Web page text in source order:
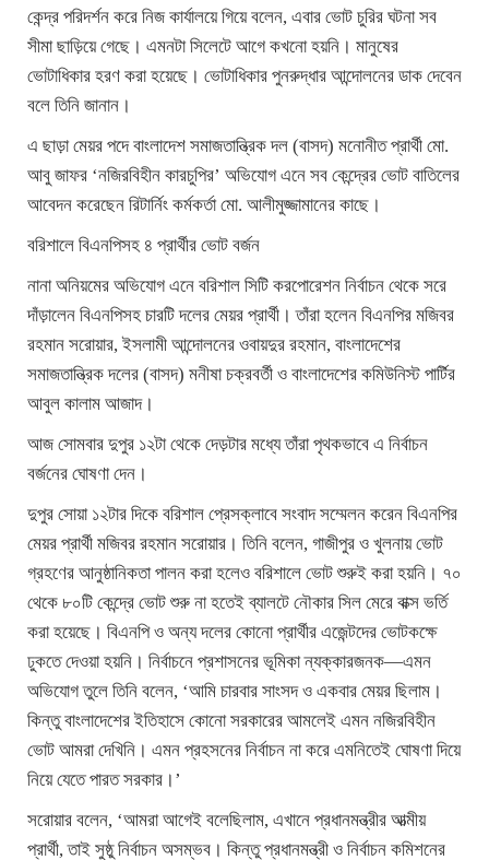
কেন্দ্র পরিদর্শন করে নিজ কার্যালয়ে গিয়ে বলেন, এবার ভোট চুরির ঘটনা সব
সীমা ছাড়িয়ে গেছে। এমনটা সিলেটে আগে কখনো হয়নি। মানুষের
ভোটাধিকার হরণ করা হয়েছে। ভোটাধিকার পুনরুদ্ধার আন্দোলনের ডাক দেবেন
বলে তিনি জানান।
এ ছাড়া মেয়র পদে বাংলাদেশ সমাজতান্ত্রিক দল (বাসদ) মনোনীত প্রার্থী মো.
আবু জাফর ‘নজিরবিহীন কারচুপির’ অভিযোগ এনে সব কেন্দ্রের ভোট বাতিলের
আবেদন করেছেন রিটার্নিং কর্মকর্তা মো. আলীমুজ্জামানের কাছে।
বরিশালে বিএনপিসহ ৪ প্রার্থীর ভোট বর্জন
নানা অনিয়মের অভিযোগ এনে বরিশাল সিটি করপোরেশন নির্বাচন থেকে সরে
দাঁড়ালেন বিএনপিসহ চারটি দলের মেয়র প্রার্থী। তাঁরা হলেন বিএনপির মজিবর
রহমান সরোয়ার, ইসলামী আন্দোলনের ওবায়দুর রহমান, বাংলাদেশের
সমাজতান্ত্রিক দলের (বাসদ) মনীষা চক্রবর্তী ও বাংলাদেশের কমিউনিস্ট পার্টির
আবুল কালাম আজাদ।
আজ সোমবার দুপুর ১২টা থেকে দেড়টার মধ্যে তাঁরা পৃথকভাবে এ নির্বাচন
বর্জনের ঘোষণা দেন।
দুপুর সোয়া ১২টার দিকে বরিশাল প্রেসক্লাবে সংবাদ সম্মেলন করেন বিএনপির
মেয়র প্রার্থী মজিবর রহমান সরোয়ার। তিনি বলেন, গাজীপুর ও খুলনায় ভোট
গ্রহণের আনুষ্ঠানিকতা পালন করা হলেও বরিশালে ভোট শুরুই করা হয়নি। ৭০
থেকে ৮০টি কেন্দ্রে ভোট শুরু না হতেই ব্যালটে নৌকার সিল মেরে বাক্স ভর্তি
করা হয়েছে। বিএনপি ও অন্য দলের কোনো প্রার্থীর এজেন্টদের ভোটকক্ষে
ঢুকতে দেওয়া হয়নি। নির্বাচনে প্রশাসনের ভূমিকা ন্যক্কারজনক—এমন
অভিযোগ তুলে তিনি বলেন, ‘আমি চারবার সাংসদ ও একবার মেয়র ছিলাম।
কিন্তু বাংলাদেশের ইতিহাসে কোনো সরকারের আমলেই এমন নজিরবিহীন
ভোট আমরা দেখিনি। এমন প্রহসনের নির্বাচন না করে এমনিতেই ঘোষণা দিয়ে
নিয়ে যেতে পারত সরকার।’
সরোয়ার বলেন, ‘আমরা আগেই বলেছিলাম, এখানে প্রধানমন্ত্রীর আত্মীয়
প্রার্থী, তাই সুষ্ঠু নির্বাচন অসম্ভব। কিন্তু প্রধানমন্ত্রী ও নির্বাচন কমিশনের